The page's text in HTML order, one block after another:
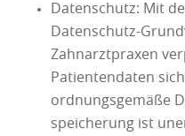
Datenschutz: Mit
Datenschutz-
Zahnarztpraxen
Patientendaten
ordnungsgemäße
speicherung ist